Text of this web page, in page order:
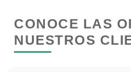
Clubes Deportivos
CONOCE LAS
NUESTROS